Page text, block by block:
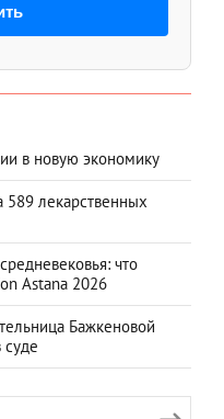
в новую экономику
589 лекарственных
что
Astana 2026
Бажкеновой
суде